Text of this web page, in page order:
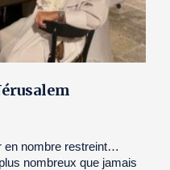
en nombre restreint…
nombreux que jamais